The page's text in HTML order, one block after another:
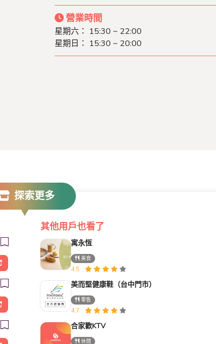
營業時間
星期六： 15:30 ~ 22:00
星期日： 15:30 ~ 20:00
探索更多
其他用戶也看了
寓永恆
美食
4.5
美而堅健康鞋（台中門市）
零售
4.7
合家歡KTV
休閒